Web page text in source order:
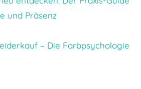
und Präsenz
– Die Farbpsychologie